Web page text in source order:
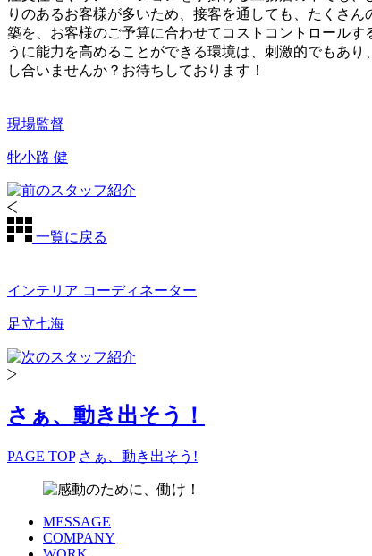
りのあるお客様が多いため、接客を通しても、たくさ
築を、お客様のご予算に合わせてコストコントロール
うに能力を高めることができる環境は、刺激的でもあ
し合いませんか？お待ちしております！
現場監督
牝小路 健
一覧に戻る
インテリア コーディネーター
足立七海
さぁ、動き出そう！
PAGE TOP さぁ、動き出そう!
MESSAGE
COMPANY